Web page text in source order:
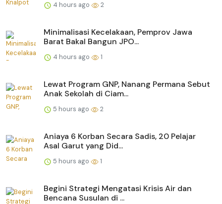
4 hours ago 2
Minimalisasi Kecelakaan, Pemprov Jawa
Barat Bakal Bangun JPO...
4 hours ago 1
Lewat Program GNP, Nanang Permana Sebut
Anak Sekolah di Ciam...
5 hours ago 2
Aniaya 6 Korban Secara Sadis, 20 Pelajar
Asal Garut yang Did...
5 hours ago 1
Begini Strategi Mengatasi Krisis Air dan
Bencana Susulan di ...